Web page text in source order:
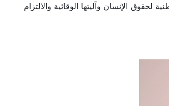
الإنسان وآليتها الوقائية والالتزام